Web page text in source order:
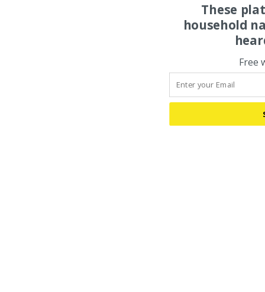
These
household
Free